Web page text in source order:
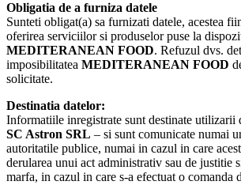
Obligatia de a furniza datele
Sunteti obligat(a) sa furnizati datele, acestea
oferirea serviciilor si produselor puse la
MEDITERANEAN FOOD. Refuzul dvs.
imposibilitatea MEDITERANEAN FOOD
solicitate.
Destinatia datelor:
Informatiile inregistrate sunt destinate utilizarii
SC Astron SRL – si sunt comunicate numai
autoritatile publice, numai in cazul in care
derularea unui act administrativ sau de justitie
marfa, in cazul in care s-a efectuat o comanda